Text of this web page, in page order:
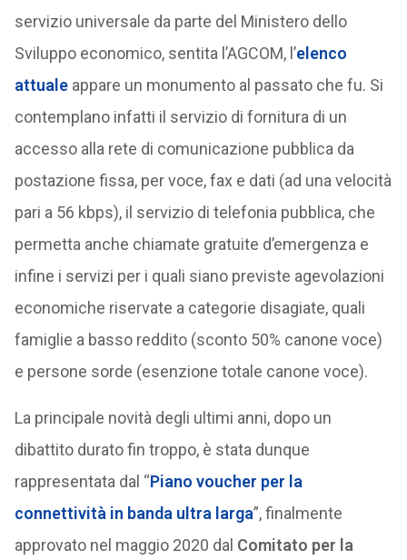
servizio universale da parte del Ministero dello
Sviluppo economico, sentita l’AGCOM, l’elenco
attualeappare un monumento al passato che fu. Si
contemplano infatti il servizio di fornitura di un
accesso alla rete di comunicazione pubblica da
postazione fissa, per voce, fax e dati (ad una velocità
pari a 56 kbps), il servizio di telefonia pubblica, che
permetta anche chiamate gratuite d’emergenza e
infine i servizi per i quali siano previste agevolazioni
economiche riservate a categorie disagiate, quali
famiglie a basso reddito (sconto 50% canone voce)
e persone sorde (esenzione totale canone voce).
La principale novità degli ultimi anni, dopo un
dibattito durato fin troppo, è stata dunque
rappresentata dal “Piano voucher per la
connettività in banda ultra larga”, finalmente
approvato nel maggio 2020 dal Comitato per la